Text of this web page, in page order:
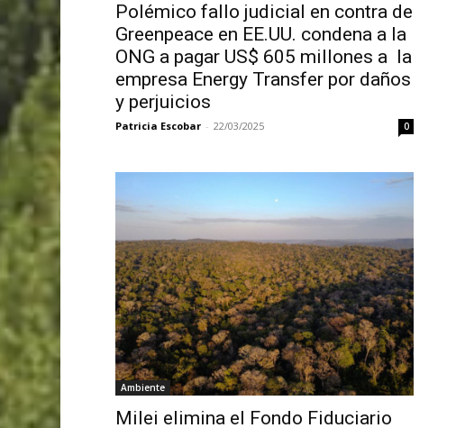
Polémico fallo judicial en contra de
Greenpeace en EE.UU. condena a la
ONG a pagar US$ 605 millones a la
empresa Energy Transfer por daños
y perjuicios
Patricia Escobar - 22/03/2025 0
Ambiente
Milei elimina el Fondo Fiduciario